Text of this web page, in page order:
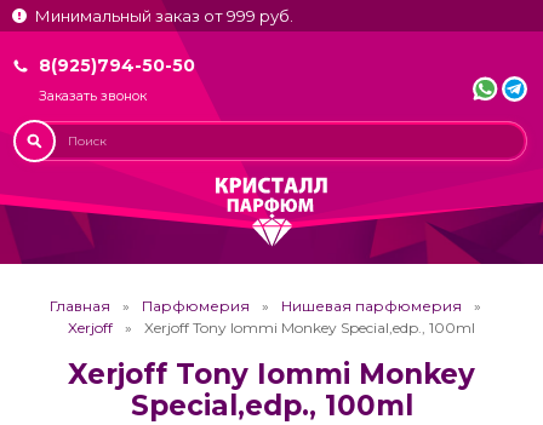
Минимальный заказ от 999 руб.
8(925)794-50-50
Заказать звонок
Главная Парфюмерия
Нишевая парфюмерия
Xerjoff
Xerjoff Tony Iommi Monkey Special,edp., 100ml
Xerjoff Tony Iommi Monkey
Special,edp., 100ml